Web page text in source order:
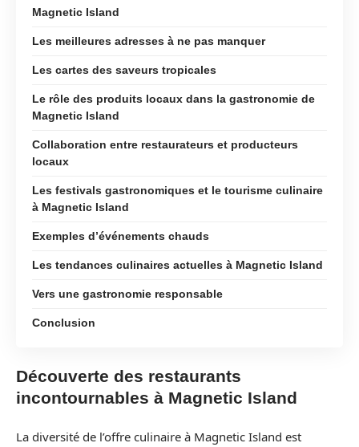
Magnetic Island
Les meilleures adresses à ne pas manquer
Les cartes des saveurs tropicales
Le rôle des produits locaux dans la gastronomie de
Magnetic Island
Collaboration entre restaurateurs et producteurs
locaux
Les festivals gastronomiques et le tourisme culinaire
à Magnetic Island
Exemples d’événements chauds
Les tendances culinaires actuelles à Magnetic Island
Vers une gastronomie responsable
Conclusion
Découverte des restaurants
incontournables à Magnetic Island
La diversité de l’offre culinaire à Magnetic Island est